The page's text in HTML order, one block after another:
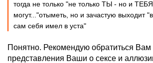
тогда не только "не только ТЫ - но и
могут..."отыметь, но и зачастую выходит
сам себя имел в уста"
Понятно. Рекомендую обратиться Вам
представления Ваши о сексе и